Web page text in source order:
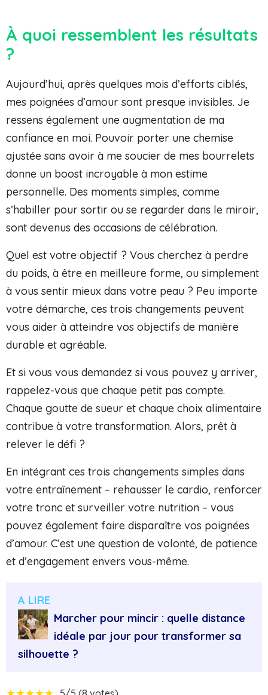
À quoi ressemblent les résultats
?
Aujourd’hui, après quelques mois d’efforts ciblés,
mes poignées d’amour sont presque invisibles. Je
ressens également une augmentation de ma
confiance en moi. Pouvoir porter une chemise
ajustée sans avoir à me soucier de mes bourrelets
donne un boost incroyable à mon estime
personnelle. Des moments simples, comme
s’habiller pour sortir ou se regarder dans le miroir,
sont devenus des occasions de célébration.
Quel est votre objectif ? Vous cherchez à perdre
du poids, à être en meilleure forme, ou simplement
à vous sentir mieux dans votre peau ? Peu importe
votre démarche, ces trois changements peuvent
vous aider à atteindre vos objectifs de manière
durable et agréable.
Et si vous vous demandez si vous pouvez y arriver,
rappelez-vous que chaque petit pas compte.
Chaque goutte de sueur et chaque choix alimentaire
contribue à votre transformation. Alors, prêt à
relever le défi ?
En intégrant ces trois changements simples dans
votre entraînement – rehausser le cardio, renforcer
votre tronc et surveiller votre nutrition – vous
pouvez également faire disparaître vos poignées
d’amour. C’est une question de volonté, de patience
et d’engagement envers vous-même.
A LIRE
Marcher pour mincir : quelle distance
idéale par jour pour transformer sa
silhouette ?